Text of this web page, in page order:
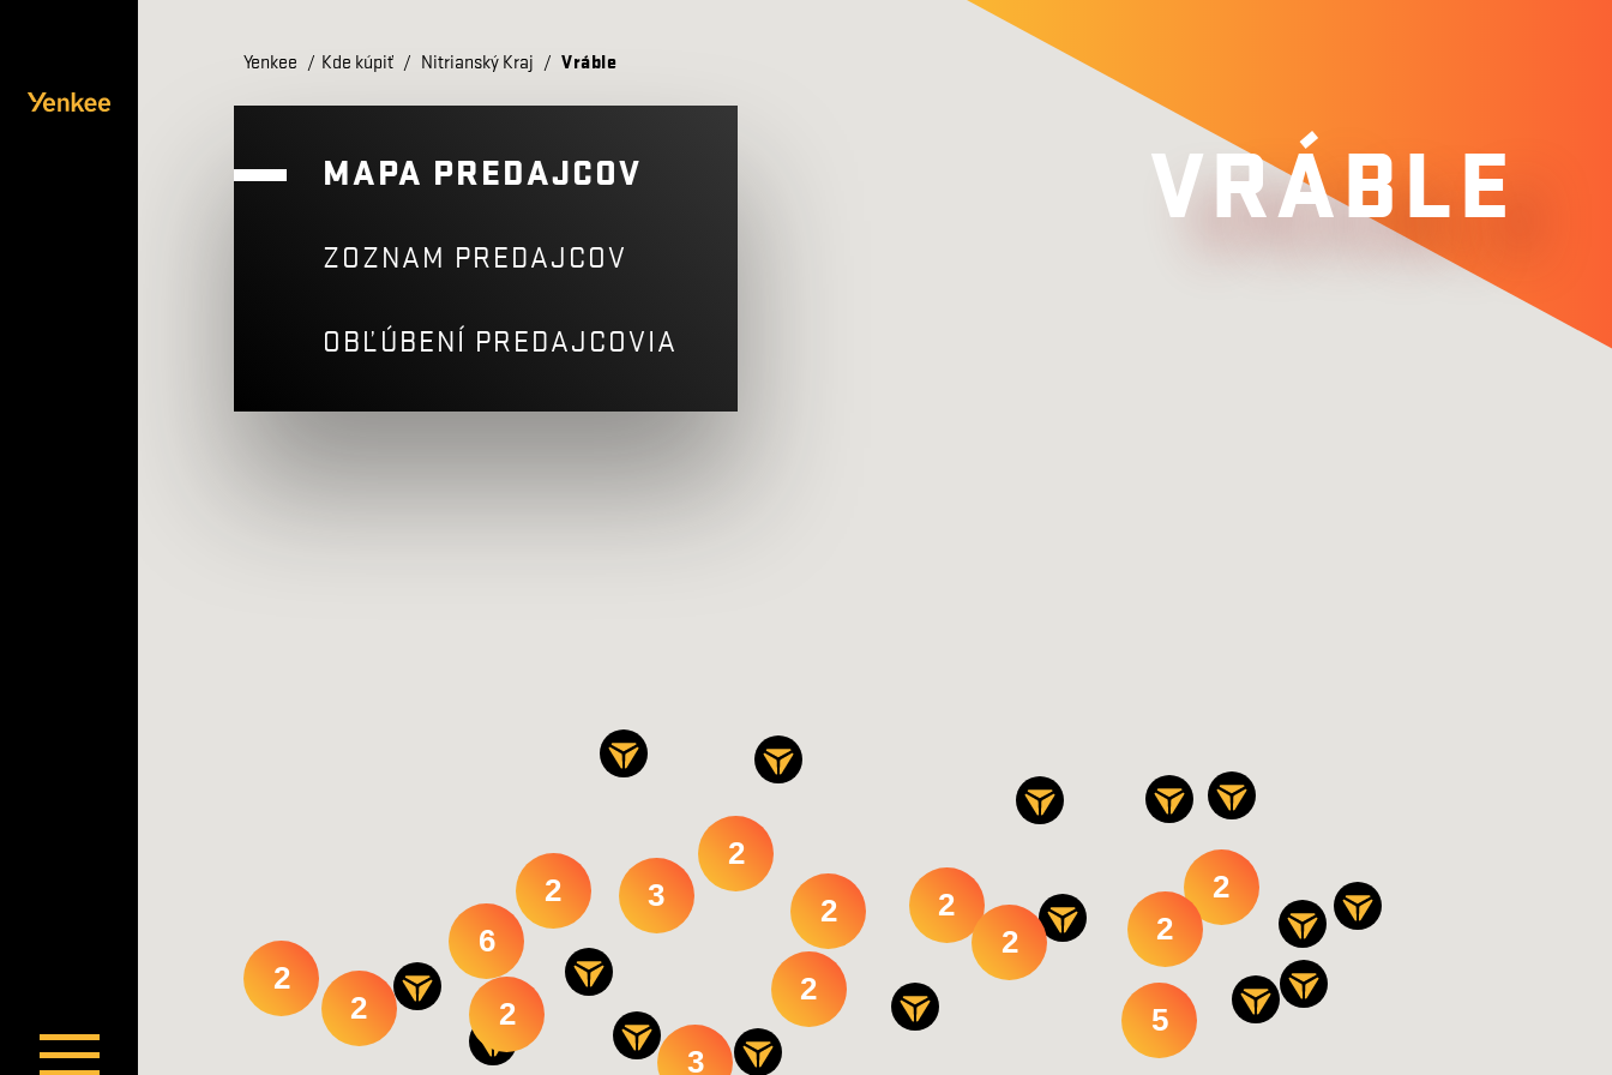
VRÁBLE
Yenkee / Kde kúpiť / Nitrianský Kraj / Vráble
MAPA PREDAJCOV
ZOZNAM PREDAJCOV
OBĽÚBENÍ PREDAJCOVIA
2
2
2
6
2
5
2
3
2
2
2
2
2
2
3